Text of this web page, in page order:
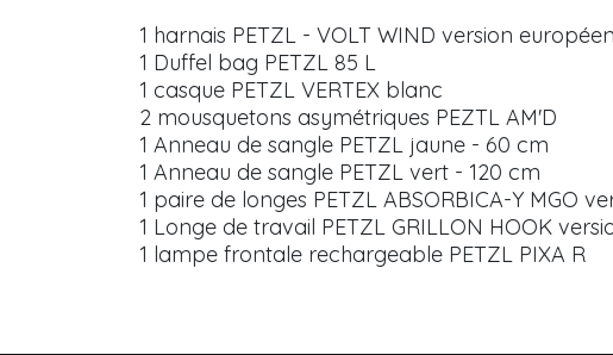
1 harnais PETZL - VOLT WIND version
1 Duffel bag PETZL 85 L
1 casque PETZL VERTEX blanc
2 mousquetons asymétriques PEZTL AM'D
1 Anneau de sangle PETZL jaune - 60 cm
1 Anneau de sangle PETZL vert - 120 cm
1 paire de longes PETZL ABSORBICA-Y MGO
1 Longe de travail PETZL GRILLON HOOK
1 lampe frontale rechargeable PETZL PIXA R